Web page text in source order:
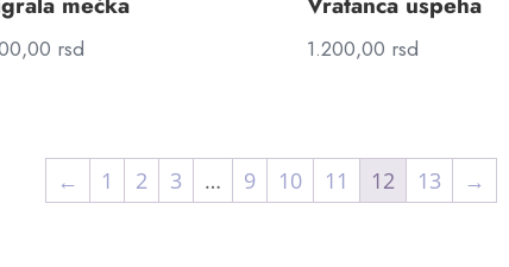
rsd 1.200,00 rsd
← 1 2 3 … 9 10 11 12 13 →